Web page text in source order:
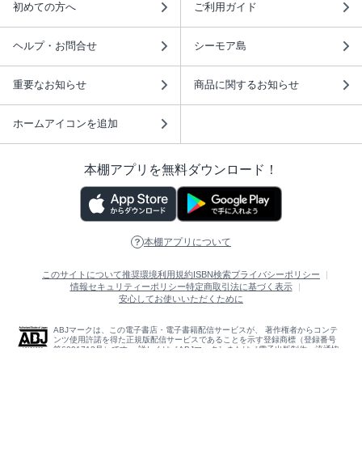
初めての方へ ご利用ガイド
ヘルプ・お問合せ シーモア島
重要なお知らせ 商品に関するお知らせ
ホームアイコンを追加
本棚アプリを無料ダウンロード！
本棚アプリについて
このサイトについて推奨環境利用規約ISBN検索プライバシーポリシー
情報セキュリティーポリシー特定商取引法に基づく表示
安心してお使いいただくために
ABJマークは、この電子書店・電子書籍配信サービスが、 著作権者からコンテ
ンツ使用許諾を得た正規版配信サービスであることを示す登録商標（登録番号
第6091713号）です。 詳しくは［ABJマーク］または［電子出版制作・流通協